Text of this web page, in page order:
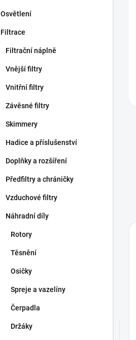
Osvětlení
Filtrace
Filtrační náplně
Vnější filtry
Vnitřní filtry
Závěsné filtry
Skimmery
Hadice a příslušenství
Doplňky a rozšíření
Předfiltry a chráničky
Vzduchové filtry
Náhradní díly
Rotory
Těsnění
Osičky
Spreje a vazelíny
Čerpadla
Držáky